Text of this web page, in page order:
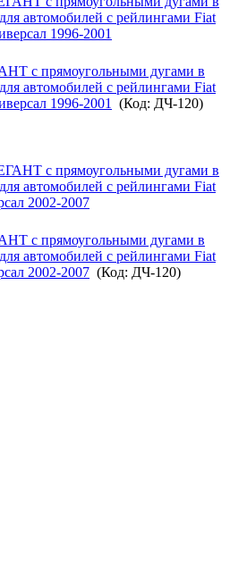
с прямоугольными дугами в
автомобилей с рейлингами Fiat
1996-2001
(Код: ДЧ-120)
с прямоугольными дугами в
автомобилей с рейлингами Fiat
2002-2007 (Код: ДЧ-120)